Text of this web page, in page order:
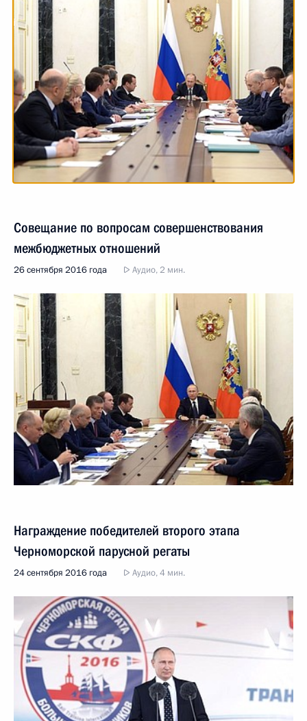
Совещание по вопросам совершенствования
межбюджетных отношений
26 сентября 2016 года Аудио, 2 мин.
Награждение победителей второго этапа
Черноморской парусной регаты
24 сентября 2016 года Аудио, 4 мин.